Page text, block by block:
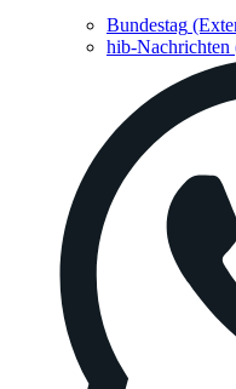
Bundestag
hib-Nachrichten